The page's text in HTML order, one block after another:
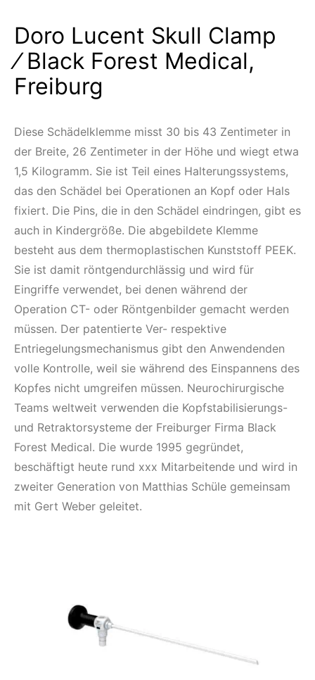
Doro Lucent Skull Clamp
⁄ Black Forest Medical,
Freiburg
Diese Schädelklemme misst 30 bis 43 Zentimeter in
der Breite, 26 Zentimeter in der Höhe und wiegt etwa
1,5 Kilogramm. Sie ist Teil eines Halterungssystems,
das den Schädel bei Operationen an Kopf oder Hals
fixiert. Die Pins, die in den Schädel eindringen, gibt es
auch in Kindergröße. Die abgebildete Klemme
besteht aus dem thermoplastischen Kunststoff PEEK.
Sie ist damit röntgendurchlässig und wird für
Eingriffe verwendet, bei denen während der
Operation CT- oder Röntgenbilder gemacht werden
müssen. Der patentierte Ver- respektive
Entriegelungsmechanismus gibt den Anwendenden
volle Kontrolle, weil sie während des Einspannens des
Kopfes nicht umgreifen müssen. Neurochirurgische
Teams weltweit verwenden die Kopfstabilisierungs-
und Retraktorsysteme der Freiburger Firma Black
Forest Medical. Die wurde 1995 gegründet,
beschäftigt heute rund xxx Mitarbeitende und wird in
zweiter Generation von Matthias Schüle gemeinsam
mit Gert Weber geleitet.